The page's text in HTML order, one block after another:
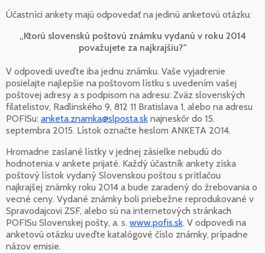
Účastníci ankety majú odpovedať na jedinú anketovú otázku:
„Ktorú slovenskú poštovú známku vydanú v roku 2014
považujete za najkrajšiu?"
V odpovedi uveďte iba jednu známku. Vaše vyjadrenie
posielajte najlepšie na poštovom lístku s uvedením vašej
poštovej adresy a s podpisom na adresu: Zväz slovenských
filatelistov, Radlinského 9, 812 11 Bratislava 1, alebo na adresu
POFISu: anketa.znamka@slposta.sk najneskôr do 15.
septembra 2015. Lístok označte heslom ANKETA 2014.
Hromadne zaslané lístky v jednej zásielke nebudú do
hodnotenia v ankete prijaté. Každý účastník ankety získa
poštový lístok vydaný Slovenskou poštou s prítlačou
najkrajšej známky roku 2014 a bude zaradený do žrebovania o
vecné ceny. Vydané známky boli priebežne reprodukované v
Spravodajcovi ZSF, alebo sú na internetových stránkach
POFISu Slovenskej pošty, a. s. www.pofis.sk. V odpovedi na
anketovú otázku uveďte katalógové číslo známky, prípadne
názov emisie.